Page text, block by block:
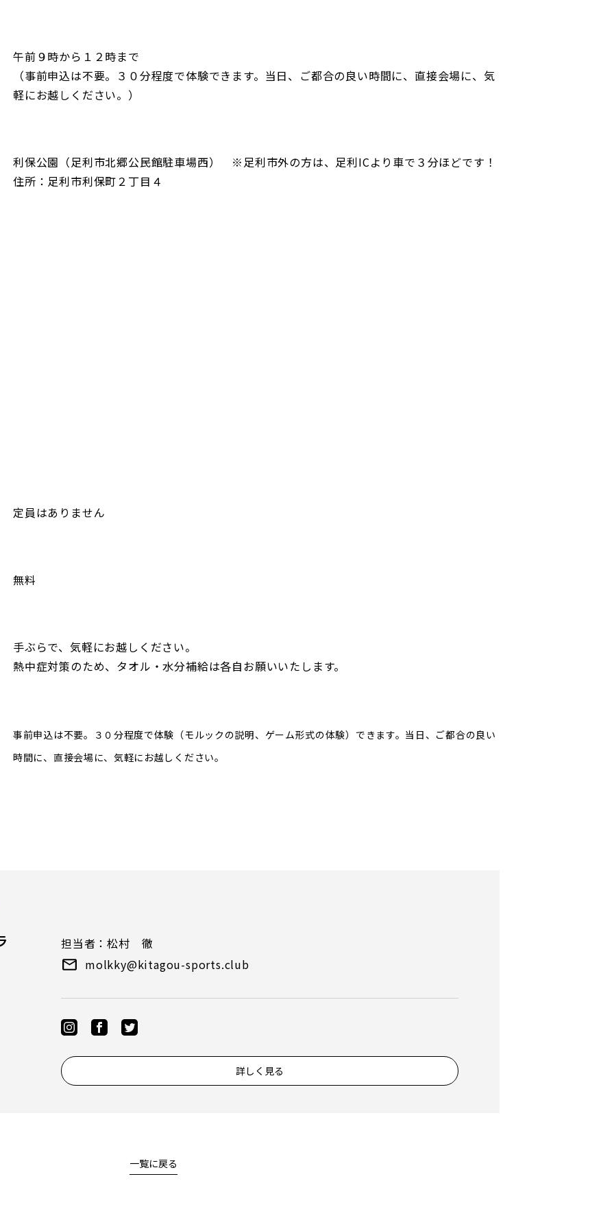
午前９時から１２時まで
（事前申込は不要。３０分程度で体験できます。当日、ご都合の良い時間に、直接会場に、気
軽にお越しください。）
利保公園（足利市北郷公民館駐車場西） ※足利市外の方は、足利ICより車で３分ほどです！
住所：足利市利保町２丁目４
定員はありません
無料
手ぶらで、気軽にお越しください。
熱中症対策のため、タオル・水分補給は各自お願いいたします。
事前申込は不要。３０分程度で体験（モルックの説明、ゲーム形式の体験）できます。当日、ご都合の良い
時間に、直接会場に、気軽にお越しください。
担当者：松村 徹
molkky@kitagou-sports.club
詳しく見る
一覧に戻る